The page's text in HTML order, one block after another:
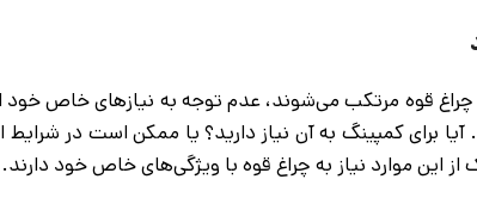
چراغ قوه مرتکب می‌شوند، عدم توجه به نیازهای خاص خود
برای کمپینگ به آن نیاز دارید؟ یا ممکن است در شرایط
از این موارد نیاز به چراغ قوه با ویژگی‌های خاص خود دارند.